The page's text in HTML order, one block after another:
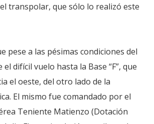
transpolar, que sólo lo realizó este
pese a las pésimas condiciones del
difícil vuelo hasta la Base “F”, que
el oeste, del otro lado de la
El mismo fue comandado por el
Teniente Matienzo (Dotación